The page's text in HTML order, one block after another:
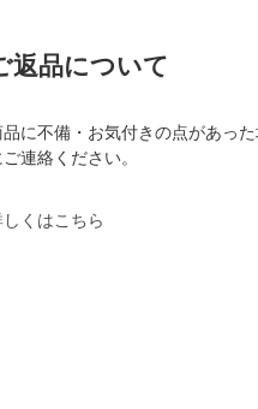
返品について
品に不備・お気付きの点があっ
ご連絡ください。
しくはこちら